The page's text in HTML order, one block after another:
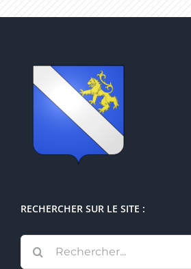
RECHERCHER SUR LE SITE :